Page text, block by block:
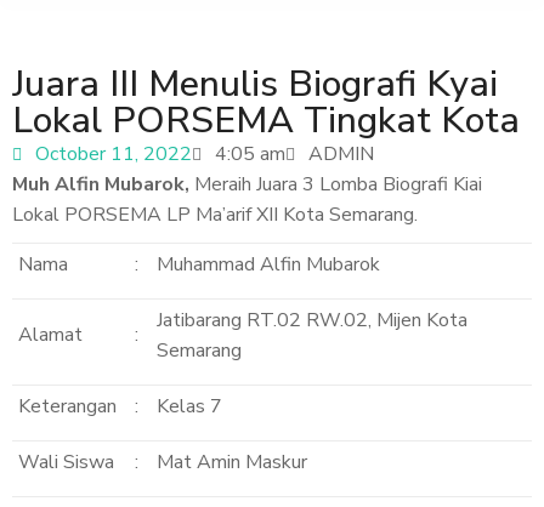
Juara III Menulis Biografi Kyai
Lokal PORSEMA Tingkat Kota
October 11, 2022 4:05 am
ADMIN
Muh Alfin Mubarok, Meraih Juara 3 Lomba Biografi Kiai
Lokal PORSEMA LP Ma’arif XII Kota Semarang.
Nama
: Muhammad Alfin Mubarok
Alamat :
Jatibarang RT.02 RW.02, Mijen Kota
Semarang
Keterangan : Kelas 7
Wali Siswa : Mat Amin Maskur